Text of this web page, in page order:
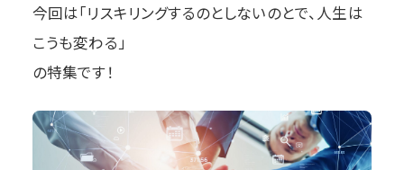
今回は「リスキリングするのとしないのとで、人生は
こうも変わる」
の特集です！